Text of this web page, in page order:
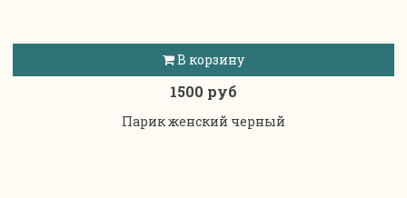
В корзину
1500 руб
Парик женский черный